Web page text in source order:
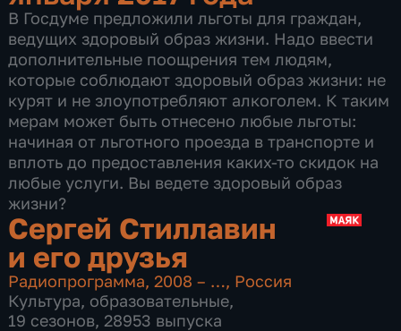
В Госдуме предложили льготы для граждан,
ведущих здоровый образ жизни. Надо ввести
дополнительные поощрения тем людям,
которые соблюдают здоровый образ жизни: не
курят и не злоупотребляют алкоголем. К таким
мерам может быть отнесено любые льготы:
начиная от льготного проезда в транспорте и
вплоть до предоставления каких-то скидок на
любые услуги. Вы ведете здоровый образ
жизни?
Сергей Стиллавин
и его друзья
Радиопрограмма,2008 – …, Россия
Культура, образовательные,
19 сезонов, 28953 выпуска